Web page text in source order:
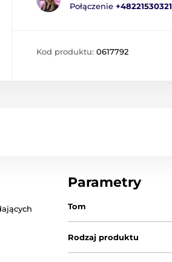
Połączenie +48221530321
Kod produktu: 0617792
Parametry
Tom
Rodzaj produktu